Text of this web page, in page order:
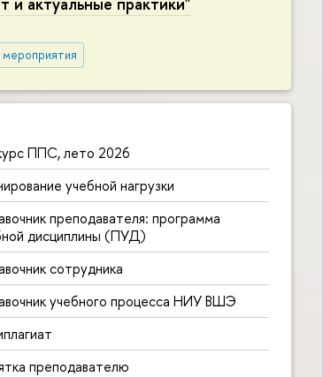
мероприятия
ППС, лето 2026
учебной нагрузки
преподавателя: программа
дисциплины (ПУД)
сотрудника
учебного процесса НИУ ВШЭ
преподавателю